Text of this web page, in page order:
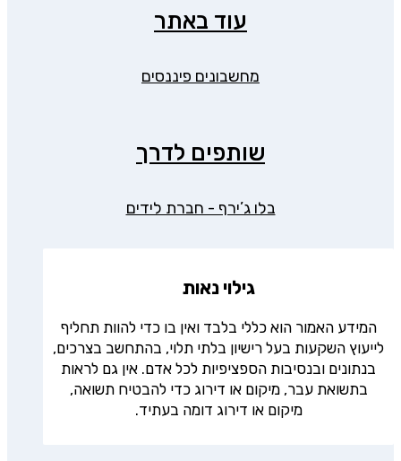
עוד באתר
מחשבונים פיננסים
שותפים לדרך
בלו ג’ירף - חברת לידים
גילוי נאות
המידע האמור הוא כללי בלבד ואין בו כדי להוות תחליף
לייעוץ השקעות בעל רישיון בלתי תלוי, בהתחשב בצרכים,
בנתונים ובנסיבות הספציפיות לכל אדם. אין גם לראות
בתשואת עבר, מיקום או דירוג כדי להבטיח תשואה,
מיקום או דירוג דומה בעתיד.